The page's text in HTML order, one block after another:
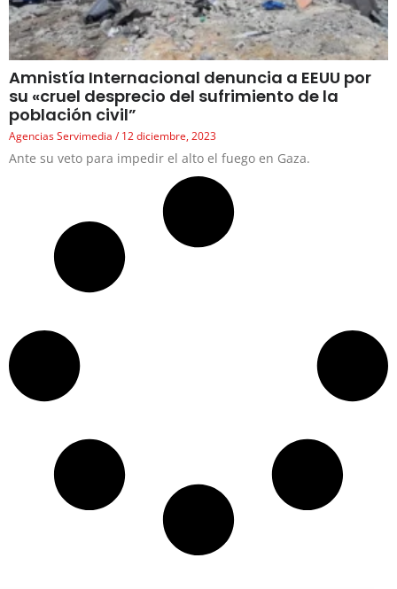
Amnistía Internacional denuncia a EEUU por
su «cruel desprecio del sufrimiento de la
población civil”
Agencias Servimedia 12 diciembre, 2023
Ante su veto para impedir el alto el fuego en Gaza.